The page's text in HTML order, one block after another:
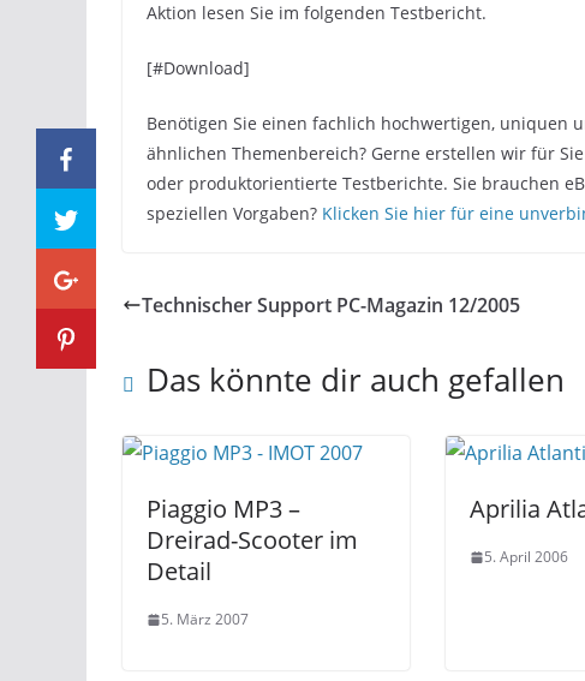
Aktion lesen Sie im folgenden Testbericht.
[#Download]
Benötigen Sie einen fachlich hochwertigen, uniquen
ähnlichen Themenbereich? Gerne erstellen wir für
oder produktorientierte Testberichte. Sie brauchen
speziellen Vorgaben? Klicken Sie hier für eine
Technischer Support PC-Magazin 12/2005
Das könnte dir auch gefallen
Piaggio MP3 –
Dreirad-Scooter im
Detail
5. März 2007
Aprilia
5. April 2006